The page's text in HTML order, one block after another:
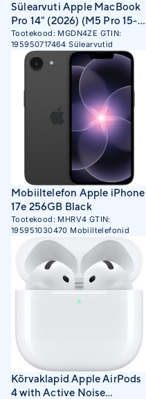
Sülearvuti Apple MacBook
Pro 14" (2026) (M5 Pro 15-
Core CPU, 16-Core GPU,
24GB RAM, 1TB SSD, INT)
Silver
Tootekood: MGDN4ZE GTIN:
195950717464 Sülearvutid
Mobiiltelefon Apple iPhone
17e 256GB Black
Tootekood: MHRV4 GTIN:
195951030470 Mobiiltelefonid
Kõrvaklapid Apple AirPods
4 with Active Noise